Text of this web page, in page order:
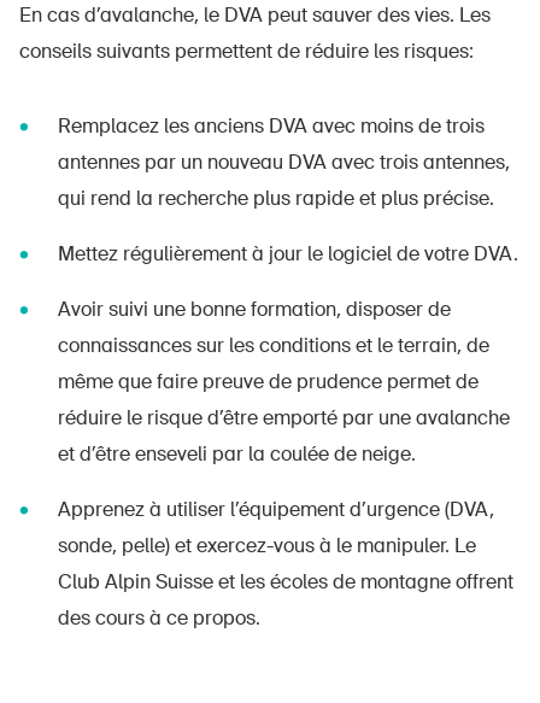
En cas d’avalanche, le DVA peut sauver des vies. Les
conseils suivants permettent de réduire les risques:
Remplacez les anciens DVA avec moins de trois
antennes par un nouveau DVA avec trois antennes,
qui rend la recherche plus rapide et plus précise.
Mettez régulièrement à jour le logiciel de votre DVA.
Avoir suivi une bonne formation, disposer de
connaissances sur les conditions et le terrain, de
même que faire preuve de prudence permet de
réduire le risque d’être emporté par une avalanche
et d’être enseveli par la coulée de neige.
Apprenez à utiliser l’équipement d’urgence (DVA,
sonde, pelle) et exercez-vous à le manipuler. Le
Club Alpin Suisse et les écoles de montagne offrent
des cours à ce propos.